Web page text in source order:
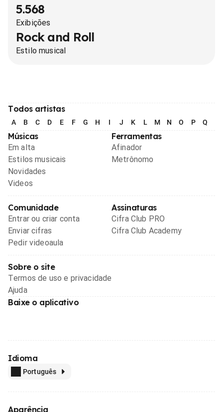
5.568
Exibições
Rock and Roll
Estilo musical
Todos artistas
A B C D E F G H I J K L M N O P Q
Músicas
Em alta
Estilos musicais
Novidades
Videos
Ferramentas
Afinador
Metrônomo
Comunidade
Entrar ou criar conta
Enviar cifras
Pedir videoaula
Assinaturas
Cifra Club PRO
Cifra Club Academy
Sobre o site
Termos de uso e privacidade
Ajuda
Baixe o aplicativo
Idioma
Português
Aparência